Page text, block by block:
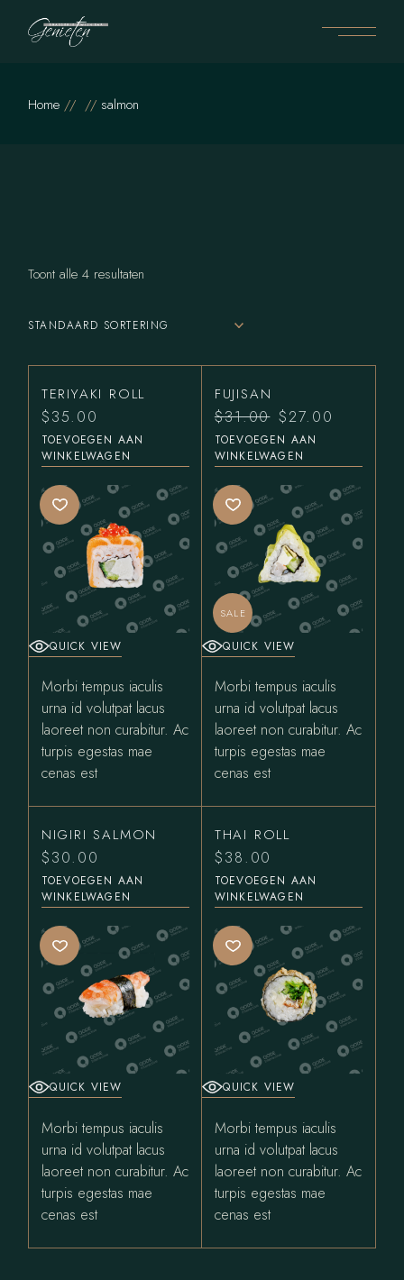
Home salmon
Toont alle 4 resultaten
STANDAARD SORTERING
TERIYAKI ROLL
$35.00
TOEVOEGEN AAN
WINKELWAGEN
QUICK VIEW
Morbi tempus iaculis
urna id volutpat lacus
laoreet non curabitur. Ac
turpis egestas mae
cenas est
FUJISAN
$31.00
Oorspronkelijke
prijs
was:
$31.00.
$27.00
Huidige
prijs
is:
$27.00.
TOEVOEGEN AAN
WINKELWAGEN
SALE
QUICK VIEW
Morbi tempus iaculis
urna id volutpat lacus
laoreet non curabitur. Ac
turpis egestas mae
cenas est
NIGIRI SALMON
$30.00
TOEVOEGEN AAN
WINKELWAGEN
QUICK VIEW
Morbi tempus iaculis
urna id volutpat lacus
laoreet non curabitur. Ac
turpis egestas mae
cenas est
THAI ROLL
$38.00
TOEVOEGEN AAN
WINKELWAGEN
QUICK VIEW
Morbi tempus iaculis
urna id volutpat lacus
laoreet non curabitur. Ac
turpis egestas mae
cenas est